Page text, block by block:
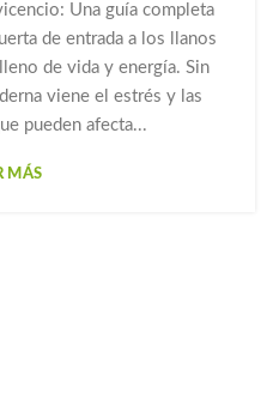
Una guía completa
de entrada a los llanos
de vida y energía. Sin
viene el estrés y las
pueden afecta...
MÁS